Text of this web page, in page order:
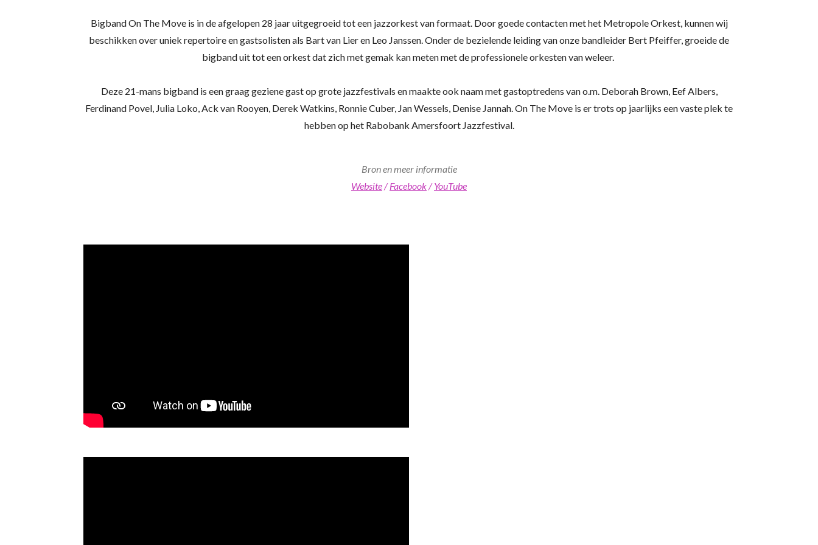
Bigband On The Move is in de afgelopen 28 jaar uitgegroeid tot een jazzorkest van formaat. Door goede contacten met het Metropole Orkest, kunnen wij
beschikken over uniek repertoire en gastsolisten als Bart van Lier en Leo Janssen. Onder de bezielende leiding van onze bandleider Bert Pfeiffer, groeide de
bigband uit tot een orkest dat zich met gemak kan meten met de professionele orkesten van weleer.
Deze 21-mans bigband is een graag geziene gast op grote jazzfestivals en maakte ook naam met gastoptredens van o.m. Deborah Brown, Eef Albers,
Ferdinand Povel, Julia Loko, Ack van Rooyen, Derek Watkins, Ronnie Cuber, Jan Wessels, Denise Jannah. On The Move is er trots op jaarlijks een vaste plek te
hebben op het Rabobank Amersfoort Jazzfestival.
Bron en meer informatie
Website/Facebook/YouTube